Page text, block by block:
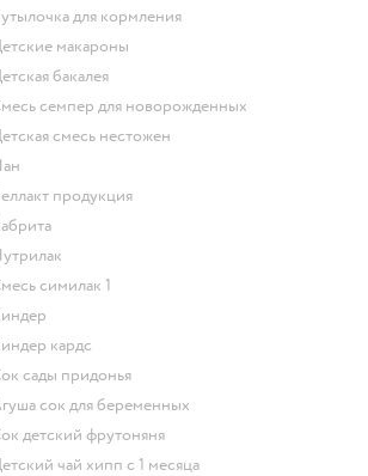
бутылочка для кормления
детские макароны
детская бакалея
смесь семпер для новорожденных
детская смесь нестожен
нан
беллакт продукция
кабрита
нутрилак
смесь симилак 1
киндер
киндер кардс
сок сады придонья
агуша сок для беременных
сок детский фрутоняня
детский чай хипп с 1 месяца